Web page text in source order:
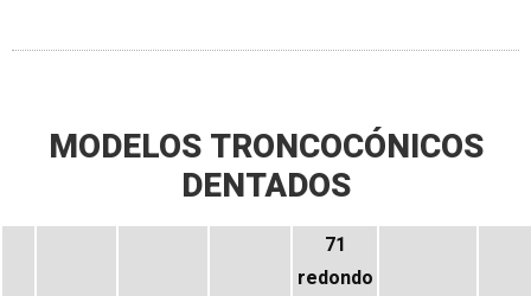
MODELOS TRONCOCÓNICOS
DENTADOS
71
redondo